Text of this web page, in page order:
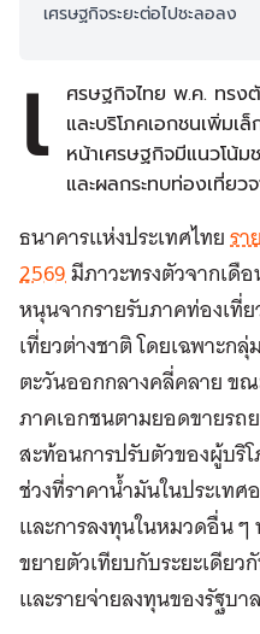
เศรษฐกิจระยะต่อไปชะลอลง
เ
ศรษฐกิจไทย พ.ค. ทรง
และบริโภคเอกชนเพิ่มเ
หน้าเศรษฐกิจมีแนวโน้
และผลกระทบท่องเที่ย
ธนาคารแห่งประเทศไทยรา
2569มีภาวะทรงตัวจากเดื
หนุนจากรายรับภาคท่องเที่
เที่ยวต่างชาติ โดยเฉพาะก
ตะวันออกกลางคลี่คลาย ข
ภาคเอกชนตามยอดขายร
สะท้อนการปรับตัวของผู้บริ
ช่วงที่ราคาน้ำมันในประเท
และการลงทุนในหมวดอื่น ๆ
ขยายตัวเทียบกับระยะเดีย
และรายจ่ายลงทุนของรัฐบา